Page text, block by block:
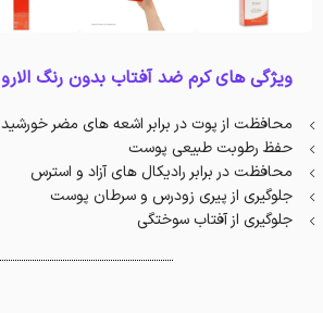
ویژگی های کرم ضد آفتاب بدون رنگ الارو SPF50:
محافظت از پوت در برابر اشعه های مضر خورشید
حفظ رطوبت طبیعی پوست
محافظت در برابر رادیکال های آزاد و استرس
جلوگیری از پیری زودرس و سرطان پوست
جلوگیری از آفتاب سوختگی